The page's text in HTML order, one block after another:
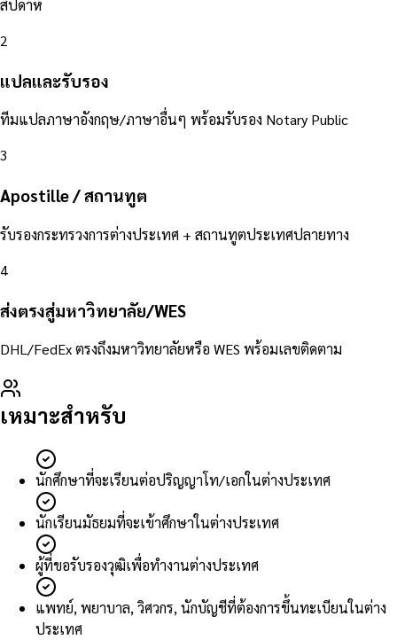
สัปดาห์
2
แปลและรับรอง
ทีมแปลภาษาอังกฤษ/ภาษาอื่นๆ พร้อมรับรอง Notary Public
3
Apostille / สถานทูต
รับรองกระทรวงการต่างประเทศ + สถานทูตประเทศปลายทาง
4
ส่งตรงสู่มหาวิทยาลัย/WES
DHL/FedEx ตรงถึงมหาวิทยาลัยหรือ WES พร้อมเลขติดตาม
เหมาะสำหรับ
นักศึกษาที่จะเรียนต่อปริญญาโท/เอกในต่างประเทศ
นักเรียนมัธยมที่จะเข้าศึกษาในต่างประเทศ
ผู้ที่ขอรับรองวุฒิเพื่อทำงานต่างประเทศ
แพทย์, พยาบาล, วิศวกร, นักบัญชีที่ต้องการขึ้นทะเบียนในต่าง
ประเทศ